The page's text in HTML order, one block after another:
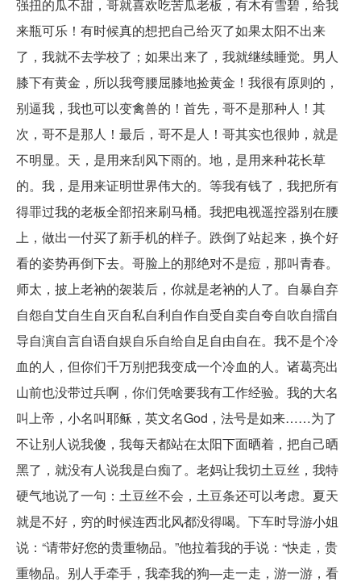
强扭的瓜不甜，哥就喜欢吃苦瓜老板，有木有雪碧，给我
来瓶可乐！有时候真的想把自己给灭了如果太阳不出来
了，我就不去学校了；如果出来了，我就继续睡觉。男人
膝下有黄金，所以我弯腰屈膝地捡黄金！我很有原则的，
别逼我，我也可以变禽兽的！首先，哥不是那种人！其
次，哥不是那人！最后，哥不是人！哥其实也很帅，就是
不明显。天，是用来刮风下雨的。地，是用来种花长草
的。我，是用来证明世界伟大的。等我有钱了，我把所有
得罪过我的老板全部招来刷马桶。我把电视遥控器别在腰
上，做出一付买了新手机的样子。跌倒了站起来，换个好
看的姿势再倒下去。哥脸上的那绝对不是痘，那叫青春。
师太，披上老衲的袈装后，你就是老衲的人了。自暴自弃
自怨自艾自生自灭自私自利自作自受自卖自夸自吹自擂自
导自演自言自语自娱自乐自给自足自由自在。我不是个冷
血的人，但你们千万别把我变成一个冷血的人。诸葛亮出
山前也没带过兵啊，你们凭啥要我有工作经验。我的大名
叫上帝，小名叫耶稣，英文名God，法号是如来……为了
不让别人说我傻，我每天都站在太阳下面晒着，把自己晒
黑了，就没有人说我是白痴了。老妈让我切土豆丝，我特
硬气地说了一句：土豆丝不会，土豆条还可以考虑。夏天
就是不好，穷的时候连西北风都没得喝。下车时导游小姐
说：“请带好您的贵重物品。”他拉着我的手说：“快走，贵
重物品。别人手牵手，我牵我的狗—走一走，游一游，看